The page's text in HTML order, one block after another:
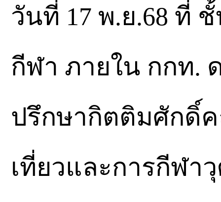
วันที่ 17 พ.ย.68 ที่
กีฬา ภายใน กกท.
ปรึกษากิตติมศักดิ์
เที่ยวและการกีฬ